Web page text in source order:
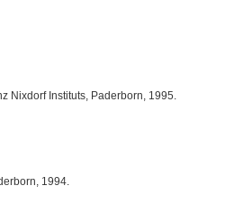
Nixdorf Instituts, Paderborn, 1995.
1994.